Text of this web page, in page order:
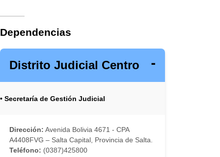
Dependencias
Distrito Judicial Centro
• Secretaría de Gestión Judicial
Dirección: Avenida Bolivia 4671 - CPA
A4408FVG – Salta Capital, Provincia de Salta.
Teléfono: (0387)425800